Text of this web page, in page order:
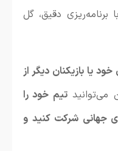
دقیق، گل
یا بازیکنان دیگر از
می‌توانیدتیم خود را
جهانی شرکت کنید و